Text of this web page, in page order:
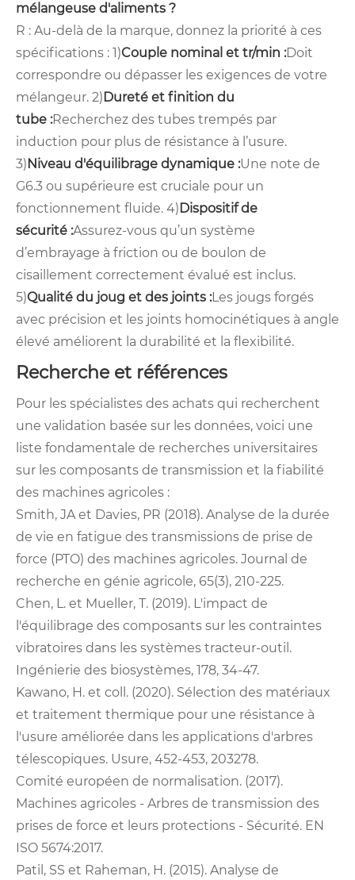
mélangeuse d'aliments ?
R : Au-delà de la marque, donnez la priorité à ces
spécifications : 1)Couple nominal et tr/min :Doit
correspondre ou dépasser les exigences de votre
mélangeur. 2)Dureté et finition du
tube :Recherchez des tubes trempés par
induction pour plus de résistance à l’usure.
3)Niveau d'équilibrage dynamique :Une note de
G6.3 ou supérieure est cruciale pour un
fonctionnement fluide. 4)Dispositif de
sécurité :Assurez-vous qu’un système
d’embrayage à friction ou de boulon de
cisaillement correctement évalué est inclus.
5)Qualité du joug et des joints :Les jougs forgés
avec précision et les joints homocinétiques à angle
élevé améliorent la durabilité et la flexibilité.
Recherche et références
Pour les spécialistes des achats qui recherchent
une validation basée sur les données, voici une
liste fondamentale de recherches universitaires
sur les composants de transmission et la fiabilité
des machines agricoles :
Smith, JA et Davies, PR (2018). Analyse de la durée
de vie en fatigue des transmissions de prise de
force (PTO) des machines agricoles. Journal de
recherche en génie agricole, 65(3), 210-225.
Chen, L. et Mueller, T. (2019). L'impact de
l'équilibrage des composants sur les contraintes
vibratoires dans les systèmes tracteur-outil.
Ingénierie des biosystèmes, 178, 34-47.
Kawano, H. et coll. (2020). Sélection des matériaux
et traitement thermique pour une résistance à
l'usure améliorée dans les applications d'arbres
télescopiques. Usure, 452-453, 203278.
Comité européen de normalisation. (2017).
Machines agricoles - Arbres de transmission des
prises de force et leurs protections - Sécurité. EN
ISO 5674:2017.
Patil, SS et Raheman, H. (2015). Analyse de